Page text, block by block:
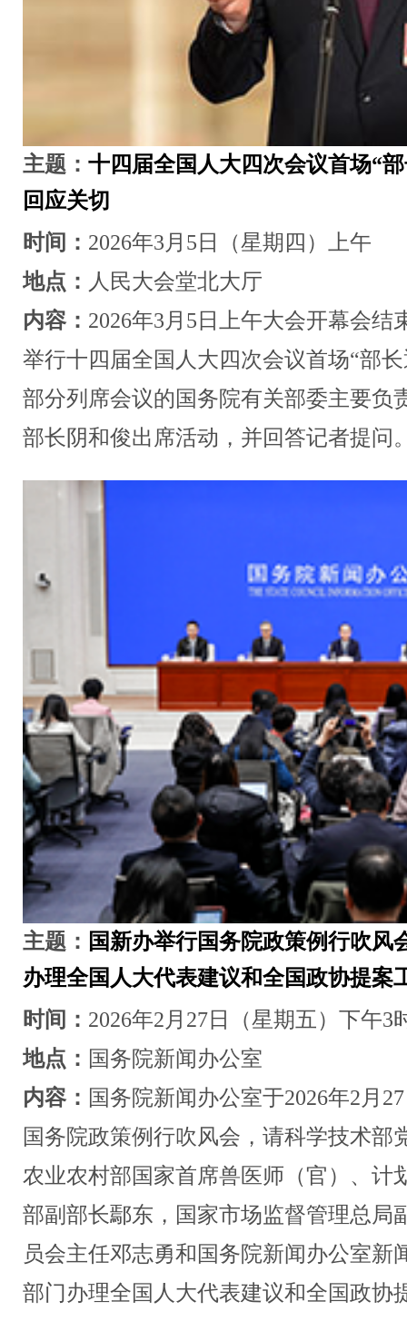
主题：十四届全国人大四次会议首场“
回应关切
时间： 2026年3月5日（星期四）上午
地点： 人民大会堂北大厅
内容： 2026年3月5日上午大会开幕会
举行十四届全国人大四次会议首场“部
部分列席会议的国务院有关部委主要负
部长阴和俊出席活动，并回答记者提问
主题： 国新办举行国务院政策例行吹风
办理全国人大代表建议和全国政协提案
时间： 2026年2月27日（星期五）下午3
地点： 国务院新闻办公室
内容： 国务院新闻办公室于2026年2月
国务院政策例行吹风会，请科学技术部
农业农村部国家首席兽医师（官）、计
部副部长鄢东，国家市场监督管理总局
员会主任邓志勇和国务院新闻办公室新
部门办理全国人大代表建议和全国政协